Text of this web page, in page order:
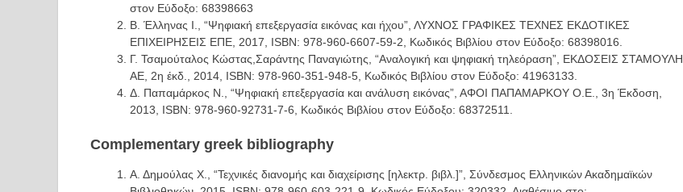
στον Εύδοξο: 68398663
Β. Έλληνας Ι., “Ψηφιακή επεξεργασία εικόνας και ήχου”, ΛΥΧΝΟΣ ΓΡΑΦΙΚΕΣ ΤΕΧΝΕΣ ΕΚΔΟΤΙΚΕΣ
ΕΠΙΧΕΙΡΗΣΕΙΣ ΕΠΕ, 2017, ISBN: 978-960-6607-59-2, Κωδικός Βιβλίου στον Εύδοξο: 68398016.
Γ. Τσαμούταλος Κώστας,Σαράντης Παναγιώτης, “Αναλογική και ψηφιακή τηλεόραση”, ΕΚΔΟΣΕΙΣ ΣΤΑΜΟΥΛΗ
ΑΕ, 2η έκδ., 2014, ISBN: 978-960-351-948-5, Κωδικός Βιβλίου στον Εύδοξο: 41963133.
Δ. Παπαμάρκος Ν., “Ψηφιακή επεξεργασία και ανάλυση εικόνας”, ΑΦΟΙ ΠΑΠΑΜΑΡΚΟΥ Ο.Ε., 3η Έκδοση,
2013, ISBN: 978-960-92731-7-6, Κωδικός Βιβλίου στον Εύδοξο: 68372511.
Complementary greek bibliography
Α. Δημούλας Χ., “Τεχνικές διανομής και διαχείρισης [ηλεκτρ. βιβλ.]”, Σύνδεσμος Ελληνικών Ακαδημαϊκών